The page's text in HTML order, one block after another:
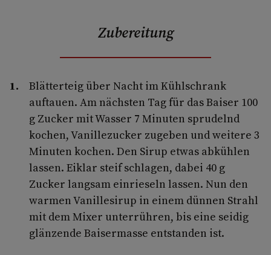
Zubereitung
Blätterteig über Nacht im Kühlschrank
auftauen. Am nächsten Tag für das Baiser 100
g Zucker mit Wasser 7 Minuten sprudelnd
kochen, Vanillezucker zugeben und weitere 3
Minuten kochen. Den Sirup etwas abkühlen
lassen. Eiklar steif schlagen, dabei 40 g
Zucker langsam einrieseln lassen. Nun den
warmen Vanillesirup in einem dünnen Strahl
mit dem Mixer unterrühren, bis eine seidig
glänzende Baisermasse entstanden ist.